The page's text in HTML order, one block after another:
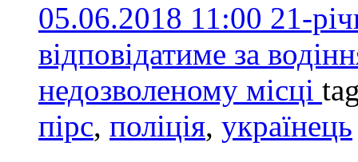
05.06.2018 11:00 21-
відповідатиме за
недозволеному місці
пірс, поліція, українець